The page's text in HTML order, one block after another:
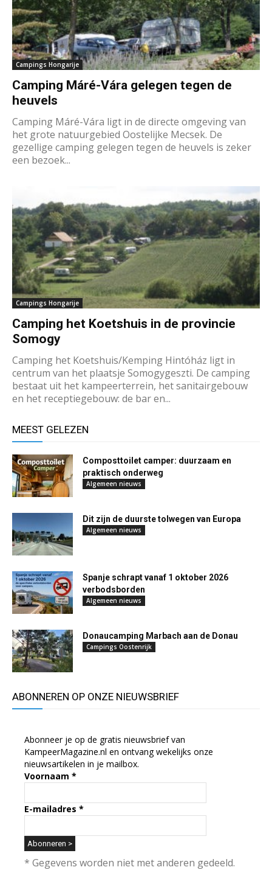
Campings Hongarije
Camping Máré-Vára gelegen tegen de
heuvels
Camping Máré-Vára ligt in de directe omgeving van
het grote natuurgebied Oostelijke Mecsek. De
gezellige camping gelegen tegen de heuvels is zeker
een bezoek...
Campings Hongarije
Camping het Koetshuis in de provincie
Somogy
Camping het Koetshuis/Kemping Hintóház ligt in
centrum van het plaatsje Somogygeszti. De camping
bestaat uit het kampeerterrein, het sanitairgebouw
en het receptiegebouw: de bar en...
MEEST GELEZEN
Composttoilet camper: duurzaam en
praktisch onderweg
Algemeen nieuws
Dit zijn de duurste tolwegen van Europa
Algemeen nieuws
Spanje schrapt vanaf 1 oktober 2026
verbodsborden
Algemeen nieuws
Donaucamping Marbach aan de Donau
Campings Oostenrijk
ABONNEREN OP ONZE NIEUWSBRIEF
Abonneer je op de gratis nieuwsbrief van
KampeerMagazine.nl en ontvang wekelijks onze
nieuwsartikelen in je mailbox.
Voornaam *
E-mailadres *
* Gegevens worden niet met anderen gedeeld.